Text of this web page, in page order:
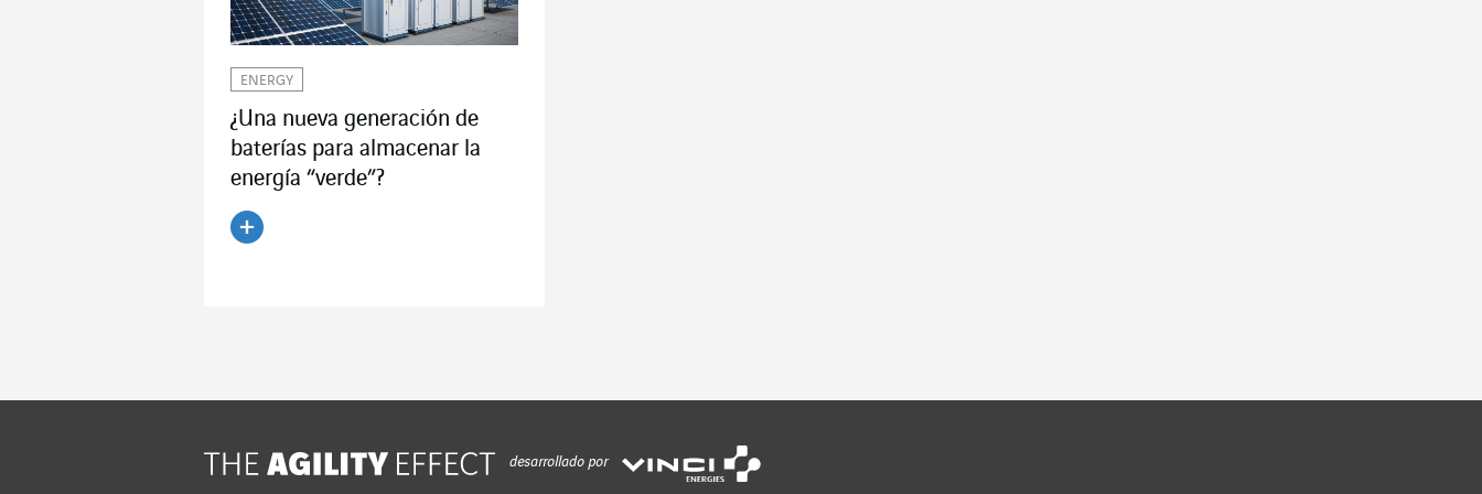
ENERGY
¿Una nueva generación de
baterías para almacenar la
energía “verde”?
desarrollado por